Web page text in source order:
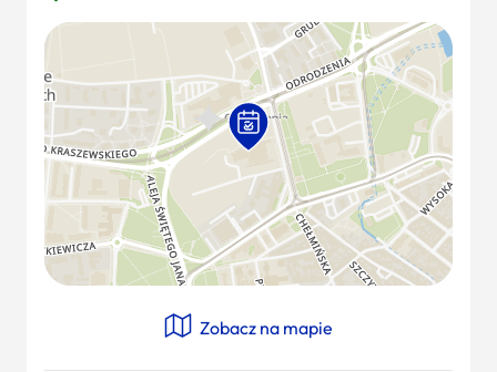
Zobacz na mapie